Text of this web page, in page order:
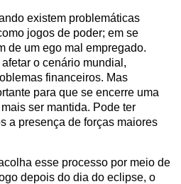
existem problemáticas
jogos de poder; em se
de um ego mal empregado.
o cenário mundial,
financeiros. Mas
para que se encerre uma
ser mantida. Pode ter
a presença de forças maiores
esse processo por meio de
depois do dia do eclipse, o